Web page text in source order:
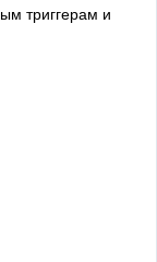
триггерам и